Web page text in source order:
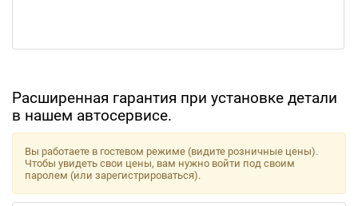
Расширенная гарантия при установке детали
в нашем автосервисе.
Вы работаете в гостевом режиме (видите розничные цены).
Чтобы увидеть свои цены, вам нужно войти под своим
паролем (или зарегистрироваться).